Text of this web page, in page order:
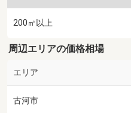
200㎡以上
周辺エリアの価格相場
エリア
古河市